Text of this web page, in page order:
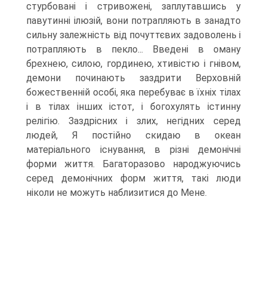
стурбовані і стривожені, заплутавшись у
павутинні ілюзій, вони потрапляють в занадто
силь­ну залежність від почуттєвих задоволень і
потрапляють в пекло... Введені в ома­ну
брехнею, силою, гординею, хтивістю і гнівом,
демони починають заздрити Верховній
божественній особі, яка перебуває в їхніх тілах
і в тілах інших істот, і богохулять істинну
релігію. Заздрісних і злих, негідних серед
людей, Я постійно скидаю в океан
матеріального існування, в різні демонічні
форми життя. Бага­торазово народжуючись
серед демонічних форм життя, такі люди
ніколи не мо­жуть наблизитися до Мене.